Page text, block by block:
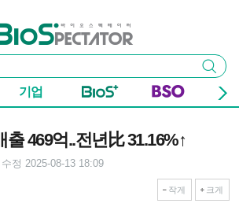
이오스펙테이터
검색
기업
469억..전년比 31.16%↑
수정 2025-08-13 18:09
작게 크게